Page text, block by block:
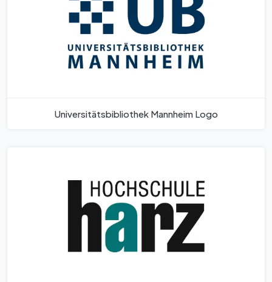
Universitätsbibliothek Mannheim Logo